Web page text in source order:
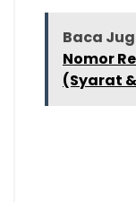
Baca
Nomor
(Syarat